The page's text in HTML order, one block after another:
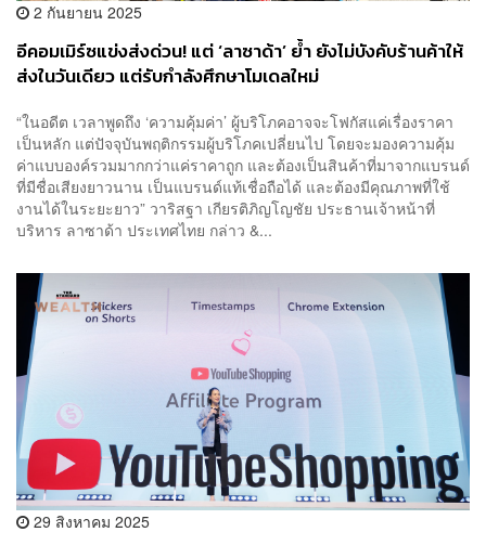
2 กันยายน 2025
อีคอมเมิร์ซแข่งส่งด่วน! แต่ ‘ลาซาด้า’ ย้ำ ยังไม่บังคับร้านค้าให้
ส่งในวันเดียว แต่รับกำลังศึกษาโมเดลใหม่
“ในอดีต เวลาพูดถึง ‘ความคุ้มค่า’ ผู้บริโภคอาจจะโฟกัสแค่เรื่องราคา
เป็นหลัก แต่ปัจจุบันพฤติกรรมผู้บริโภคเปลี่ยนไป โดยจะมองความคุ้ม
ค่าแบบองค์รวมมากกว่าแค่ราคาถูก และต้องเป็นสินค้าที่มาจากแบรนด์
ที่มีชื่อเสียงยาวนาน เป็นแบรนด์แท้เชื่อถือได้ และต้องมีคุณภาพที่ใช้
งานได้ในระยะยาว” วาริสฐา เกียรติภิญโญชัย ประธานเจ้าหน้าที่
บริหาร ลาซาด้า ประเทศไทย กล่าว &...
29 สิงหาคม 2025